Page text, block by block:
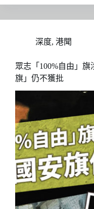
深度, 港聞
眾志「100%自由」
旗」仍不獲批